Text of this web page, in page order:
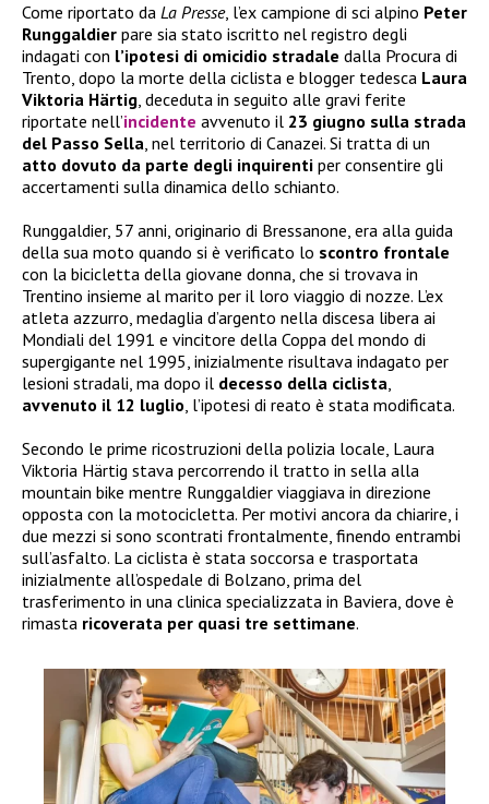
Come riportato da La Presse, l’ex campione di sci alpino Peter
Runggaldier pare sia stato iscritto nel registro degli
indagati con l’ipotesi di omicidio stradale dalla Procura di
Trento, dopo la morte della ciclista e blogger tedesca Laura
Viktoria Härtig, deceduta in seguito alle gravi ferite
riportate nell’incidente avvenuto il 23 giugno sulla strada
del Passo Sella, nel territorio di Canazei. Si tratta di un
atto dovuto da parte degli inquirenti per consentire gli
accertamenti sulla dinamica dello schianto.
Runggaldier, 57 anni, originario di Bressanone, era alla guida
della sua moto quando si è verificato lo scontro frontale
con la bicicletta della giovane donna, che si trovava in
Trentino insieme al marito per il loro viaggio di nozze. L’ex
atleta azzurro, medaglia d’argento nella discesa libera ai
Mondiali del 1991 e vincitore della Coppa del mondo di
supergigante nel 1995, inizialmente risultava indagato per
lesioni stradali, ma dopo il decesso della ciclista,
avvenuto il 12 luglio, l’ipotesi di reato è stata modificata.
Secondo le prime ricostruzioni della polizia locale, Laura
Viktoria Härtig stava percorrendo il tratto in sella alla
mountain bike mentre Runggaldier viaggiava in direzione
opposta con la motocicletta. Per motivi ancora da chiarire, i
due mezzi si sono scontrati frontalmente, finendo entrambi
sull’asfalto. La ciclista è stata soccorsa e trasportata
inizialmente all’ospedale di Bolzano, prima del
trasferimento in una clinica specializzata in Baviera, dove è
rimasta ricoverata per quasi tre settimane.